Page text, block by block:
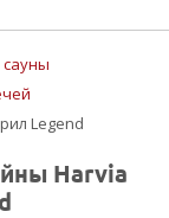
Legend
Harvia